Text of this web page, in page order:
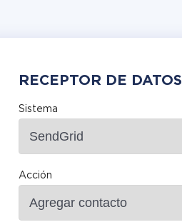
RECEPTOR DE DATOS
Sistema
Acción